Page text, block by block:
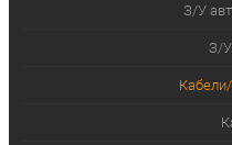
З/У
З/У